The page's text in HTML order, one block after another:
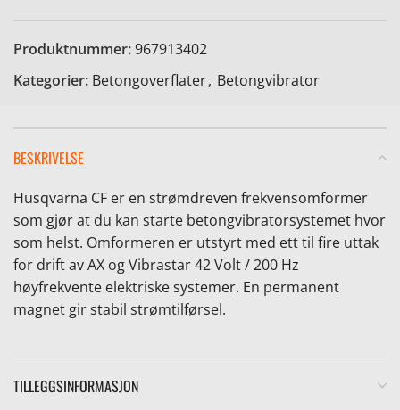
Produktnummer:967913402
Kategorier: Betongoverflater, Betongvibrator
BESKRIVELSE
Husqvarna CF er en strømdreven frekvensomformer
som gjør at du kan starte betongvibratorsystemet hvor
som helst. Omformeren er utstyrt med ett til fire uttak
for drift av AX og Vibrastar 42 Volt / 200 Hz
høyfrekvente elektriske systemer. En permanent
magnet gir stabil strømtilførsel.
TILLEGGSINFORMASJON